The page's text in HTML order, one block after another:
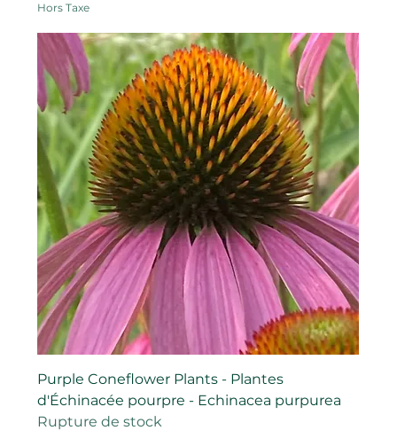
Hors Taxe
Purple Coneflower Plants - Plantes
d'Échinacée pourpre - Echinacea purpurea
Rupture de stock